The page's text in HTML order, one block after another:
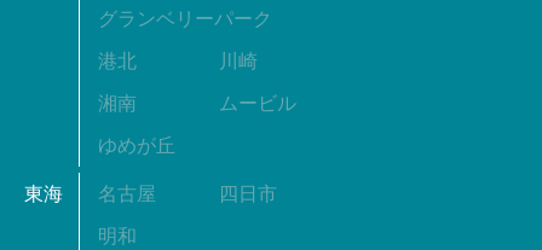
グランベリーパーク
港北 川崎
湘南 ムービル
ゆめが丘
東海 名古屋 四日市
明和